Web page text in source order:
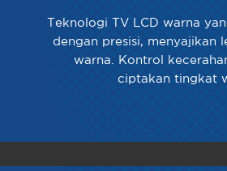
Teknologi TV LCD warna
dengan presisi, menyajikan
warna. Kontrol
ciptakan tingkat